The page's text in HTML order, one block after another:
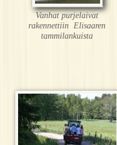
Vanhat purjelaivat
rakennettiin Elisaaren
tammilankuista